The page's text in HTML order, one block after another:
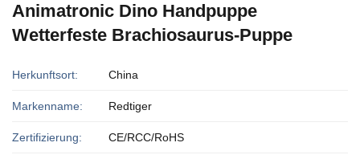
Animatronic Dino Handpuppe
Wetterfeste Brachiosaurus-Puppe
Herkunftsort: China
Markenname: Redtiger
Zertifizierung: CE/RCC/RoHS